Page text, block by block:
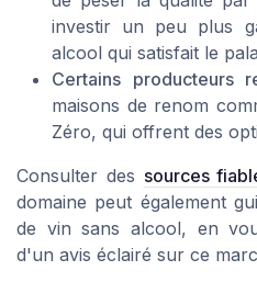
investir un peu plus
alcool qui satisfait le
Certains producteurs
maisons de renom
Zéro, qui offrent des
Consulter des sources
domaine peut également
de vin sans alcool, en
d'un avis éclairé sur ce